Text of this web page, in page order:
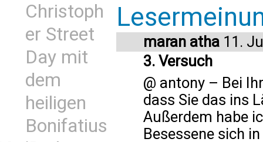
Christoph
er Street
Day mit
dem
heiligen
Bonifatius
maran atha 11.
3. Versuch
@ antony – Bei
dass Sie das ins
Außerdem habe
Besessene sich